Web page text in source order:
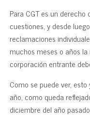
Para CGT es un
cuestiones, y desde
reclamaciones
muchos meses o años
corporación entrante
Como se puede ver,
año, como queda
diciembre del año